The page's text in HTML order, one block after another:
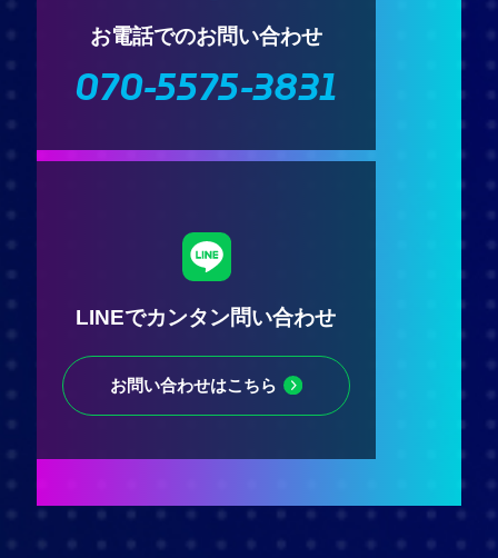
お電話でのお問い合わせ
070-5575-3831
LINEでカンタン問い合わせ
お問い合わせはこちら